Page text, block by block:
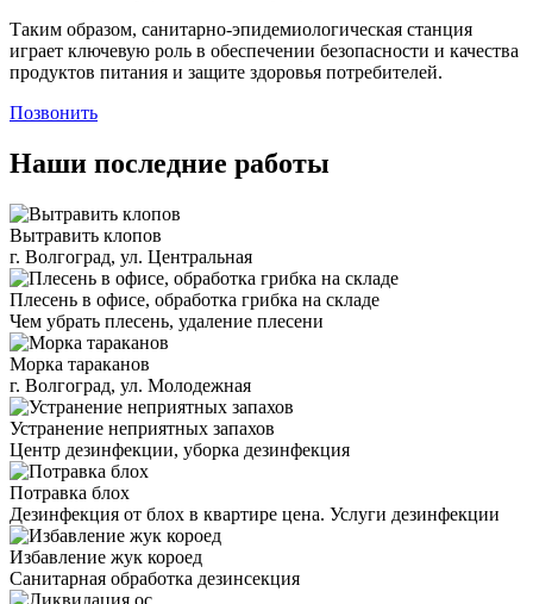
Таким образом, санитарно-эпидемиологическая станция
играет ключевую роль в обеспечении безопасности и качества
продуктов питания и защите здоровья потребителей.
Позвонить
Наши последние работы
Вытравить клопов
г. Волгоград, ул. Центральная
Плесень в офисе, обработка грибка на складе
Чем убрать плесень, удаление плесени
Морка тараканов
г. Волгоград, ул. Молодежная
Устранение неприятных запахов
Центр дезинфекции, уборка дезинфекция
Потравка блох
Дезинфекция от блох в квартире цена. Услуги дезинфекции
Избавление жук короед
Санитарная обработка дезинсекция